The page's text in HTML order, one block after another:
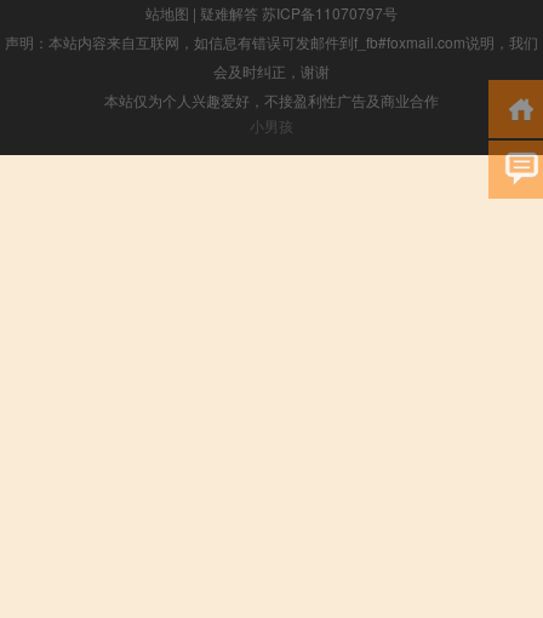
站地图 | 疑难解答 苏ICP备11070797号
声明：本站内容来自互联网，如信息有错误可发邮件到f_fb#foxmail.com说明，我们
会及时纠正，谢谢
本站仅为个人兴趣爱好，不接盈利性广告及商业合作
小男孩